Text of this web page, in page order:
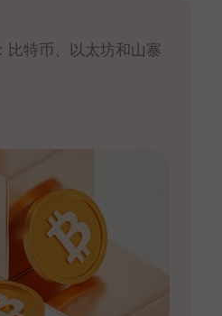
比特币、以太坊和山寨